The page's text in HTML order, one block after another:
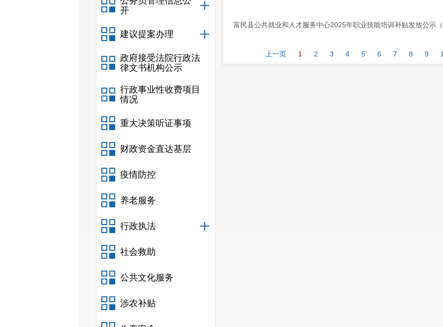
开
建议提案办理
政府接受法院行政法
律文书机构公示
行政事业性收费项目
情况
重大决策听证事项
财政资金直达基层
疫情防控
养老服务
行政执法
社会救助
公共文化服务
涉农补贴
富民县公共就业和人才服务中心2025年职业技能培训补贴发放公示
上一页 1 2 3 4 5 6 7 8 9